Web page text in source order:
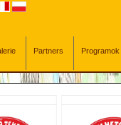
Partners Programok